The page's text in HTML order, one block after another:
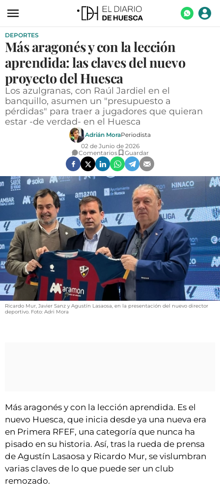
ACTUALIDAD
ECONOMÍA
TECNOLOGÍA
TURISMO
AGROALIMENTACIÓN
OPINIÓN
GALERÍAS
VÍDEOS
CONTACTAR
FIESTAS EN EL ALTO ARAGÓN
FIESTAS DE SAN LORENZO
AGENDA
CARTELERA
INICIAR SESIÓN
DEPORTES
Más aragonés y con la lección
aprendida: las claves del nuevo
proyecto del Huesca
Los azulgranas, con Raúl Jardiel en el
banquillo, asumen un "presupuesto a
pérdidas" para traer a jugadores que quieran
estar -de verdad- en el Huesca
Adrián MoraPeriodista
02 de Junio de 2026
Comentarios
Guardar
Ricardo Mur, Javier Sanz y Agustín Lasaosa, en la presentación del nuevo director
deportivo. Foto: Adri Mora
Más aragonés y con la lección aprendida. Es el
nuevo Huesca, que inicia desde ya una nueva era
en Primera RFEF, una categoría que nunca ha
pisado en su historia. Así, tras la rueda de prensa
de Agustín Lasaosa y Ricardo Mur, se vislumbran
varias claves de lo que puede ser un club
remozado.